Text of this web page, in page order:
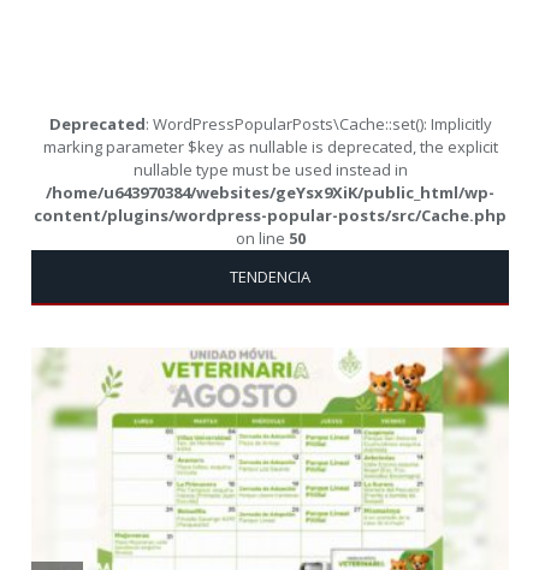
Deprecated: WordPressPopularPosts\Cache::set(): Implicitly
marking parameter $key as nullable is deprecated, the explicit
nullable type must be used instead in
/home/u643970384/websites/geYsx9XiK/public_html/wp-
content/plugins/wordpress-popular-posts/src/Cache.php
on line 50
TENDENCIA